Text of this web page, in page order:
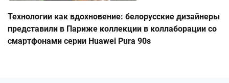
Технологии как вдохновение: белорусские дизайнеры
представили в Париже коллекции в коллаборации со
смартфонами серии Huawei Pura 90s